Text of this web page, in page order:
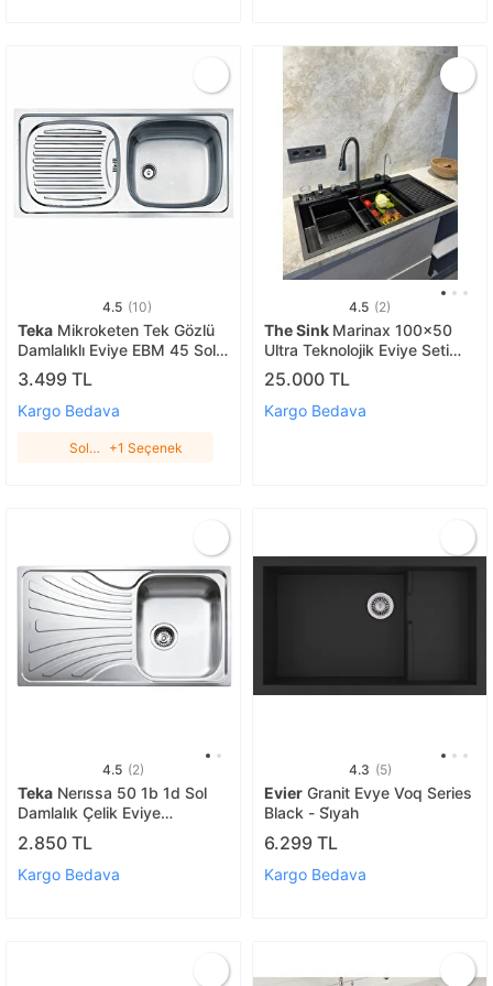
4.5 (10)
Teka Mikroketen Tek Gözlü
Damlalıklı Eviye EBM 45 Sol
Damlalıklı
3.499 TL
Kargo Bedava
Sol
+1 Seçenek
4.5 (2)
The Sink Marinax 100x50
Ultra Teknolojik Eviye Seti
Sağ Damlalıklı
25.000 TL
Kargo Bedava
4.5 (2)
Teka Nerıssa 50 1b 1d Sol
Damlalık Çelik Eviye
40109215
2.850 TL
Kargo Bedava
4.3 (5)
Evier Granit Evye Voq Series
Black - Si̇yah
6.299 TL
Kargo Bedava